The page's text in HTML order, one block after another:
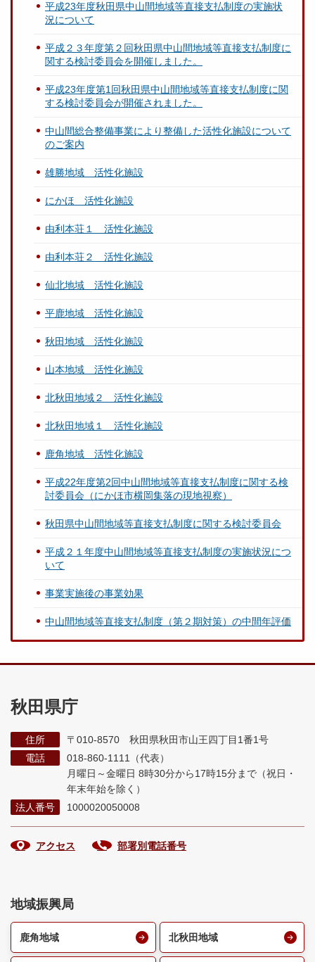
平成23年度秋田県中山間地域等直接支払制度の実施状
況について
平成２３年度第２回秋田県中山間地域等直接支払制度に
関する検討委員会を開催しました。
平成23年度第1回秋田県中山間地域等直接支払制度に関
する検討委員会が開催されました。
中山間総合整備事業により整備した活性化施設について
のご案内
雄勝地域 活性化施設
にかほ 活性化施設
由利本荘１ 活性化施設
由利本荘２ 活性化施設
仙北地域 活性化施設
平鹿地域 活性化施設
秋田地域 活性化施設
山本地域 活性化施設
北秋田地域２ 活性化施設
北秋田地域１ 活性化施設
鹿角地域 活性化施設
平成22年度第2回中山間地域等直接支払制度に関する検
討委員会（にかほ市横岡集落の現地視察）
秋田県中山間地域等直接支払制度に関する検討委員会
平成２１年度中山間地域等直接支払制度の実施状況につ
いて
事業実施後の事業効果
中山間地域等直接支払制度（第２期対策）の中間年評価
秋田県庁
住所
〒010-8570 秋田県秋田市山王四丁目1番1号
電話
018-860-1111（代表）
月曜日～金曜日 8時30分から17時15分まで （祝日・
年末年始を除く）
法人番号
1000020050008
アクセス 部署別電話番号
地域振興局
鹿角地域 北秋田地域